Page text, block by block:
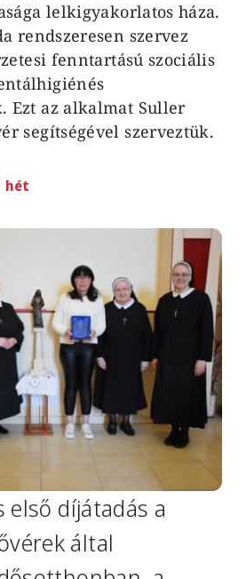
lelkigyakorlatos háza.
rendszeresen szervez
fenntartású szociális
Ezt az alkalmat Suller
segítségével szerveztük.
hét
első díjátadás a
által